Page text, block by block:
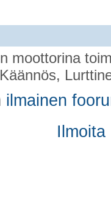
moottorina
Käännös,
ilmainen